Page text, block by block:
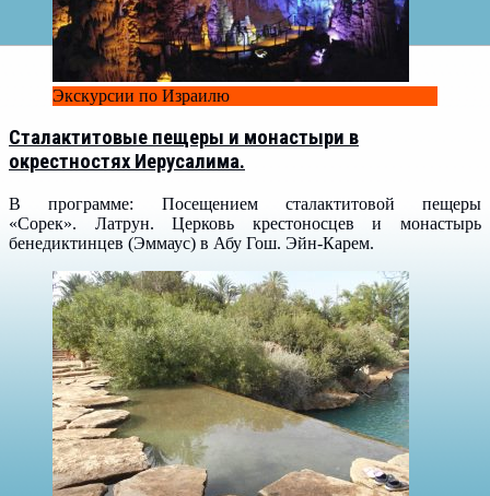
Экскурсии по Израилю
Сталактитовые пещеры и монастыри в
окрестностях Иерусалима.
В программе: Посещением сталактитовой пещеры
«Сорек». Латрун. Церковь крестоносцев и монастырь
бенедиктинцев (Эммаус) в Абу Гош. Эйн-Карем.